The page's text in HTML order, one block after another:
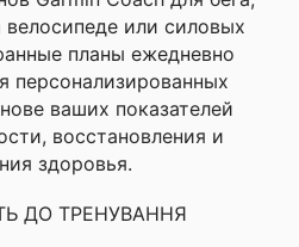
Да
▸В режиме GPS-GNSS:
до 18 часов.
▸В
режиме SatIQ
(автоматический
выбор):до 14 часов.
спутниковые системы
велосипеде или силовых
планы ежедневно
персонализированных
ваших показателей
восстановления и
здоровья.
Всё
ещё